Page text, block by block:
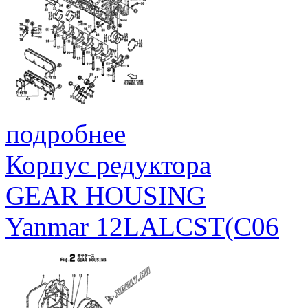
подробнее
Корпус редуктора
GEAR HOUSING
Yanmar 12LALCST(C06